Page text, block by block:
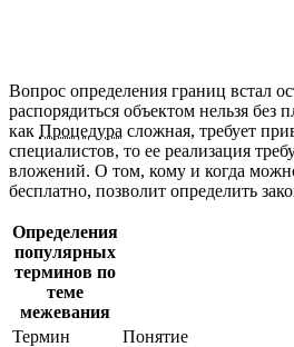
Вопрос определения границ встал
распорядиться объектом нельзя без
как Процедура сложная, требует
специалистов, то ее реализация
вложений. О том, кому и когда
бесплатно, позволит определить
Определения
популярных
терминов по
теме
межевания
Термин
Понятие